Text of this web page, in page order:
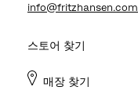
info@fritzhansen.com
스토어 찾기
매장 찾기